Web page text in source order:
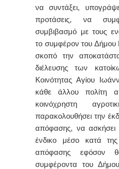
να συντάξει,
προτάσεις, να
συμβιβασμό με τους
το συμφέρον του Δήμου
σκοπό την
διέλευσης των
Κοινότητας Αγίου
κάθε άλλου πολίτη
κοινόχρηστη
παρακολουθήσει την
απόφασης, να
ένδικο μέσο κατά της
απόφασης εφόσον
συμφέροντα του